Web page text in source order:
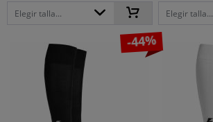
Elegir talla... Elegir talla...
-44%